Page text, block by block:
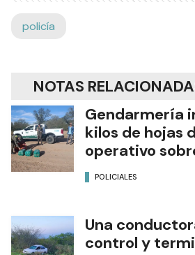
policía
NOTAS
Gendarmería
kilos de hojas
operativo
POLICIALES
Una
control y